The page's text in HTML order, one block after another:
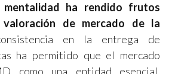
mentalidad ha rendido frutos
de mercado de la
en la entrega de
ha permitido que el mercado
como una entidad esencial,